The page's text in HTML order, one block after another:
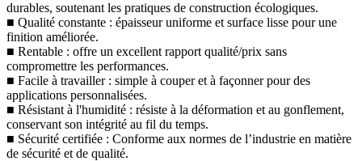
durables, soutenant les pratiques de construction écologiques.
■ Qualité constante : épaisseur uniforme et surface lisse pour une
finition améliorée.
■ Rentable : offre un excellent rapport qualité/prix sans
compromettre les performances.
■ Facile à travailler : simple à couper et à façonner pour des
applications personnalisées.
■ Résistant à l'humidité : résiste à la déformation et au gonflement,
conservant son intégrité au fil du temps.
■ Sécurité certifiée : Conforme aux normes de l’industrie en matière
de sécurité et de qualité.